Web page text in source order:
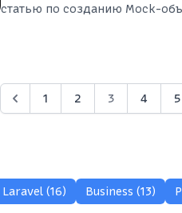
статью по созданию Mock-
1 2 3 4 5
Laravel (16) Business (13)